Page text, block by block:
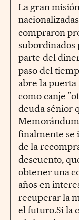
La gran
compraron
subordinados
parte del
paso del
abre la puerta
como canje
deuda sénior
finalmente se
de la
descuento,
obtener una
años en
recuperar la
el futuro.Si la